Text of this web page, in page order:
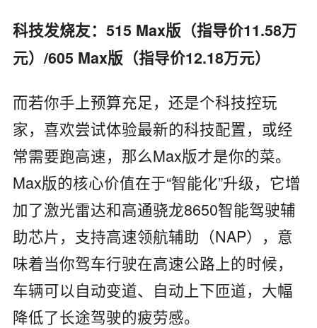
科技发烧友：515 Max版（指导价11.58万
元）/605 Max版（指导价12.18万元）
而若你手上预算充足，还是个科技控玩
家，喜欢尝试体验最新的科技配置，或经
常需要跑高速，那么Max版才是你的菜。
Max版的核心价值在于“智能化”升级，它增
加了激光雷达和高通骁龙8650智能驾驶辅
助芯片，支持高速领航辅助（NAP），意
味着当你驾车行驶在高速公路上的时候，
车辆可以自动变道、自动上下匝道，大幅
降低了长途驾驶的疲劳感。